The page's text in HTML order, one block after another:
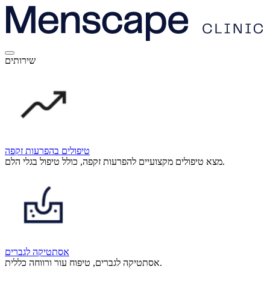
שירותים
טיפולים בהפרעות זקפה
מצא טיפולים מקצועיים להפרעות זקפה, כולל טיפול בגלי הלם.
אסתטיקה לגברים
אסתטיקה לגברים, טיפוח עור ורווחה כללית.